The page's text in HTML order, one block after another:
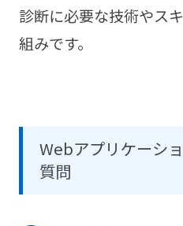
診断に必要な技術やス
組みです。
Webアプリケーシ
質問